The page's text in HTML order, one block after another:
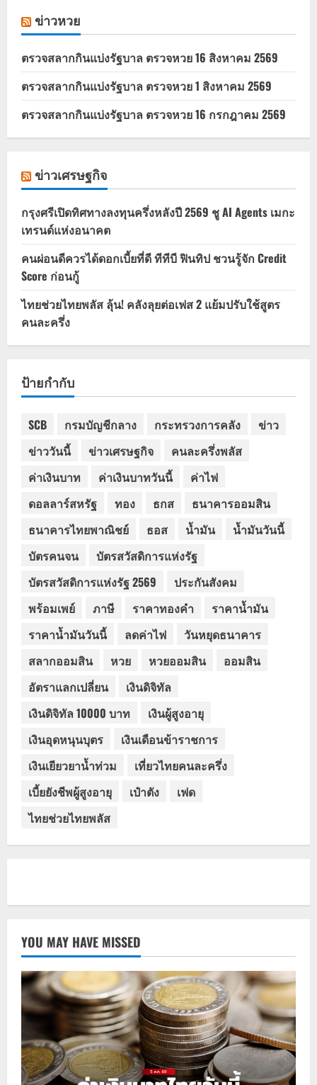
ข่าวหวย
ตรวจสลากกินแบ่งรัฐบาล ตรวจหวย 16 สิงหาคม 2569
ตรวจสลากกินแบ่งรัฐบาล ตรวจหวย 1 สิงหาคม 2569
ตรวจสลากกินแบ่งรัฐบาล ตรวจหวย 16 กรกฎาคม 2569
ข่าวเศรษฐกิจ
กรุงศรีเปิดทิศทางลงทุนครึ่งหลังปี 2569 ชู AI Agents เมกะ
เทรนด์แห่งอนาคต
คนผ่อนดีควรได้ดอกเบี้ยที่ดี ทีทีบี ฟินทิป ชวนรู้จัก Credit
Score ก่อนกู้
ไทยช่วยไทยพลัส ลุ้น! คลังลุยต่อเฟส 2 แย้มปรับใช้สูตร
คนละครึ่ง
ป้ายกำกับ
SCB กรมบัญชีกลาง กระทรวงการคลัง
ข่าว
ข่าววันนี้
ข่าวเศรษฐกิจ
คนละครึ่งพลัส
ค่าเงินบาท
ค่าเงินบาทวันนี้
ค่าไฟ
ดอลลาร์สหรัฐ
ทอง ธกส
ธนาคารออมสิน
ธนาคารไทยพาณิชย์
ธอส น้ำมัน
น้ำมันวันนี้
บัตรคนจน
บัตรสวัสดิการแห่งรัฐ
บัตรสวัสดิการแห่งรัฐ 2569
ประกันสังคม
พร้อมเพย์
ภาษี ราคาทองคำ
ราคาน้ำมัน
ราคาน้ำมันวันนี้
ลดค่าไฟ
วันหยุดธนาคาร
สลากออมสิน
หวย หวยออมสิน
ออมสิน
อัตราแลกเปลี่ยน
เงินดิจิทัล
เงินดิจิทัล 10000 บาท
เงินผู้สูงอายุ
เงินอุดหนุนบุตร
เงินเดือนข้าราชการ
เงินเยียวยาน้ำท่วม
เที่ยวไทยคนละครึ่ง
เบี้ยยังชีพผู้สูงอายุ
เป๋าตัง
เฟด
ไทยช่วยไทยพลัส
YOU MAY HAVE MISSED